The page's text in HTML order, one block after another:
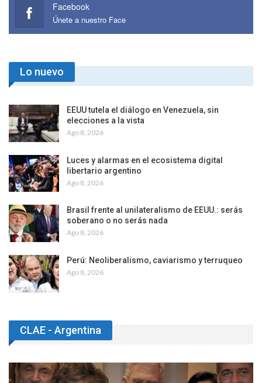
Facebook
Únete a nuestro Face
Lo nuevo
EEUU tutela el diálogo en Venezuela, sin
elecciones a la vista
Ago 8, 2026
Luces y alarmas en el ecosistema digital
libertario argentino
Ago 8, 2026
Brasil frente al unilateralismo de EEUU.: serás
soberano o no serás nada
Ago 8, 2026
Perú: Neoliberalismo, caviarismo y terruqueo
Ago 8, 2026
CLAE - Argentina